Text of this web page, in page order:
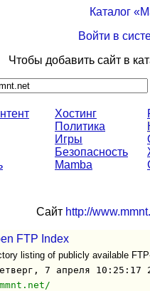
Каталог
Войти в
Чтобы добавить сайт в
Хостинг
Политика
Игры
Безопасность
Mamba
Сайт http://
FTP Index
listing of publicly available
7 апреля 10:25:17